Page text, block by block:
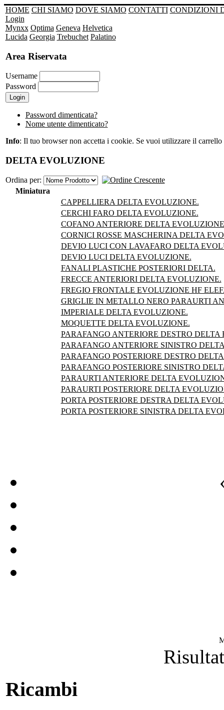
HOME CHI SIAMO DOVE SIAMO CONTATTI CONDIZIONI
Login
Mynxx Optima Geneva Helvetica
Lucida Georgia Trebuchet Palatino
Area Riservata
Username
Password
Password dimenticata?
Nome utente dimenticato?
Info: Il tuo browser non accetta i cookie. Se vuoi utilizzare il
DELTA EVOLUZIONE
Ordina per:
Miniatura
CAPPELLIERA DELTA EVOLUZIONE.
CERCHI FARO DELTA EVOLUZIONE.
COFANO ANTERIORE DELTA
CORNICI ROSSE MASCHERINA DELTA
DEVIO LUCI CON LAVAFARO DELTA
DEVIO LUCI DELTA EVOLUZIONE.
FANALI PLASTICHE POSTERIORI DELTA.
FRECCE ANTERIORI DELTA EVOLUZIONE.
FREGIO FRONTALE EVOLUZIONE HF
GRIGLIE IN METALLO NERO PARAURTI
IMPERIALE DELTA EVOLUZIONE.
MOQUETTE DELTA EVOLUZIONE.
PARAFANGO ANTERIORE DESTRO DELTA
PARAFANGO ANTERIORE SINISTRO
PARAFANGO POSTERIORE DESTRO
PARAFANGO POSTERIORE SINISTRO
PARAURTI ANTERIORE DELTA
PARAURTI POSTERIORE DELTA
PORTA POSTERIORE DESTRA DELTA
PORTA POSTERIORE SINISTRA DELTA
Ricambi